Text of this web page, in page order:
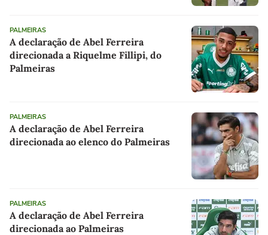
PALMEIRAS
A declaração de Abel Ferreira
direcionada a Riquelme Fillipi, do
Palmeiras
PALMEIRAS
A declaração de Abel Ferreira
direcionada ao elenco do Palmeiras
PALMEIRAS
A declaração de Abel Ferreira
direcionada ao Palmeiras